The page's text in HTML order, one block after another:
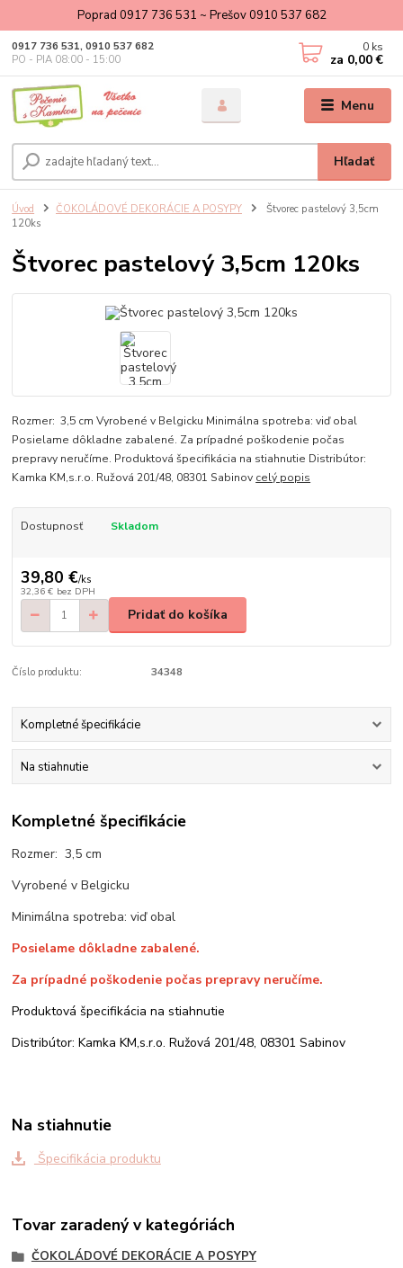
Poprad 0917 736 531 ~ Prešov 0910 537 682
Menu
Hľadať
0917 736 531, 0910 537 682
PO - PIA 08:00 - 15:00
0 ks
za 0,00 €
Úvod ČOKOLÁDOVÉ DEKORÁCIE A POSYPY
Štvorec pastelový 3,5cm
120ks
Štvorec pastelový 3,5cm 120ks
Rozmer: 3,5 cm Vyrobené v Belgicku Minimálna spotreba: viď obal
Posielame dôkladne zabalené. Za prípadné poškodenie počas
prepravy neručíme. Produktová špecifikácia na stiahnutie Distribútor:
Kamka KM,s.r.o. Ružová 201/48, 08301 Sabinov celý popis
Dostupnosť Skladom
39,80 €/ks
32,36 € bez DPH
Pridať do košíka
Číslo produktu: 34348
Kompletné špecifikácie
Na stiahnutie
Kompletné špecifikácie
Rozmer: 3,5 cm
Vyrobené v Belgicku
Minimálna spotreba: viď obal
Posielame dôkladne zabalené.
Za prípadné poškodenie počas prepravy neručíme.
Produktová špecifikácia na stiahnutie
Distribútor: Kamka KM,s.r.o. Ružová 201/48, 08301 Sabinov
Na stiahnutie
Špecifikácia produktu
Tovar zaradený v kategóriách
ČOKOLÁDOVÉ DEKORÁCIE A POSYPY